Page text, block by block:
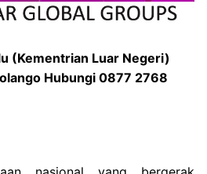
(Kementrian Luar Negeri)
Hubungi 0877 2768